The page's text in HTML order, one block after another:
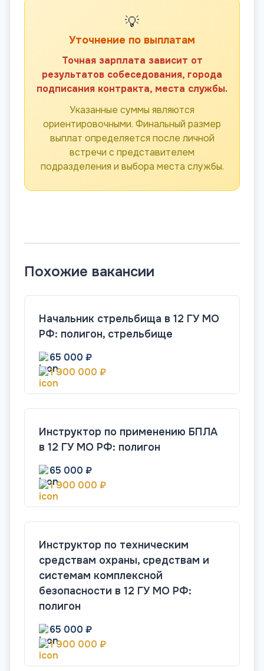
💡
Уточнение по выплатам
Точная зарплата зависит от
результатов собеседования, города
подписания контракта, места службы.
Указанные суммы являются
ориентировочными. Финальный размер
выплат определяется после личной
встречи с представителем
подразделения и выбора места службы.
Похожие вакансии
Начальник стрельбища в 12 ГУ МО
РФ: полигон, стрельбище
65 000 ₽
1 900 000 ₽
Инструктор по применению БПЛА
в 12 ГУ МО РФ: полигон
65 000 ₽
1 900 000 ₽
Инструктор по техническим
средствам охраны, средствам и
системам комплексной
безопасности в 12 ГУ МО РФ:
полигон
65 000 ₽
1 900 000 ₽